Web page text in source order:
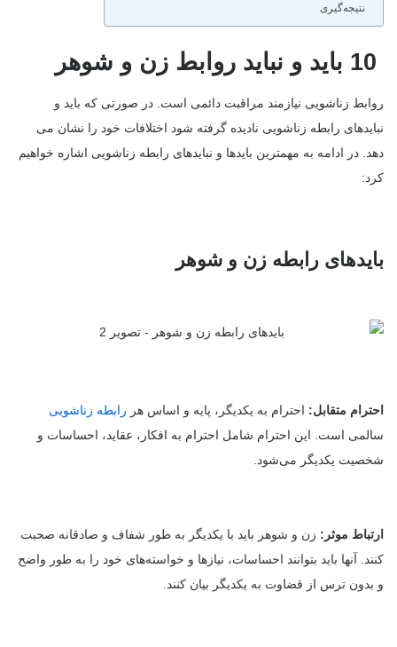
نتیجه‌گیری
روابط زناشویی نیازمند مراقبت دائمی است. در صورتی که باید و
نبایدهای رابطه زناشویی نادیده گرفته شود اختلافات خود را نشان می
دهد. در ادامه به مهمترین بایدها و نبایدهای رابطه زناشویی اشاره خواهیم
کرد:
بایدهای رابطه زن و شوهر
احترام متقابل: احترام به یکدیگر، پایه و اساس هر رابطه زناشویی
سالمی است. این احترام شامل احترام به افکار، عقاید، احساسات و
شخصیت یکدیگر می‌شود.
ارتباط موثر: زن و شوهر باید با یکدیگر به طور شفاف و صادقانه صحبت
کنند. آنها باید بتوانند احساسات، نیازها و خواسته‌های خود را به طور واضح
و بدون ترس از قضاوت به یکدیگر بیان کنند.